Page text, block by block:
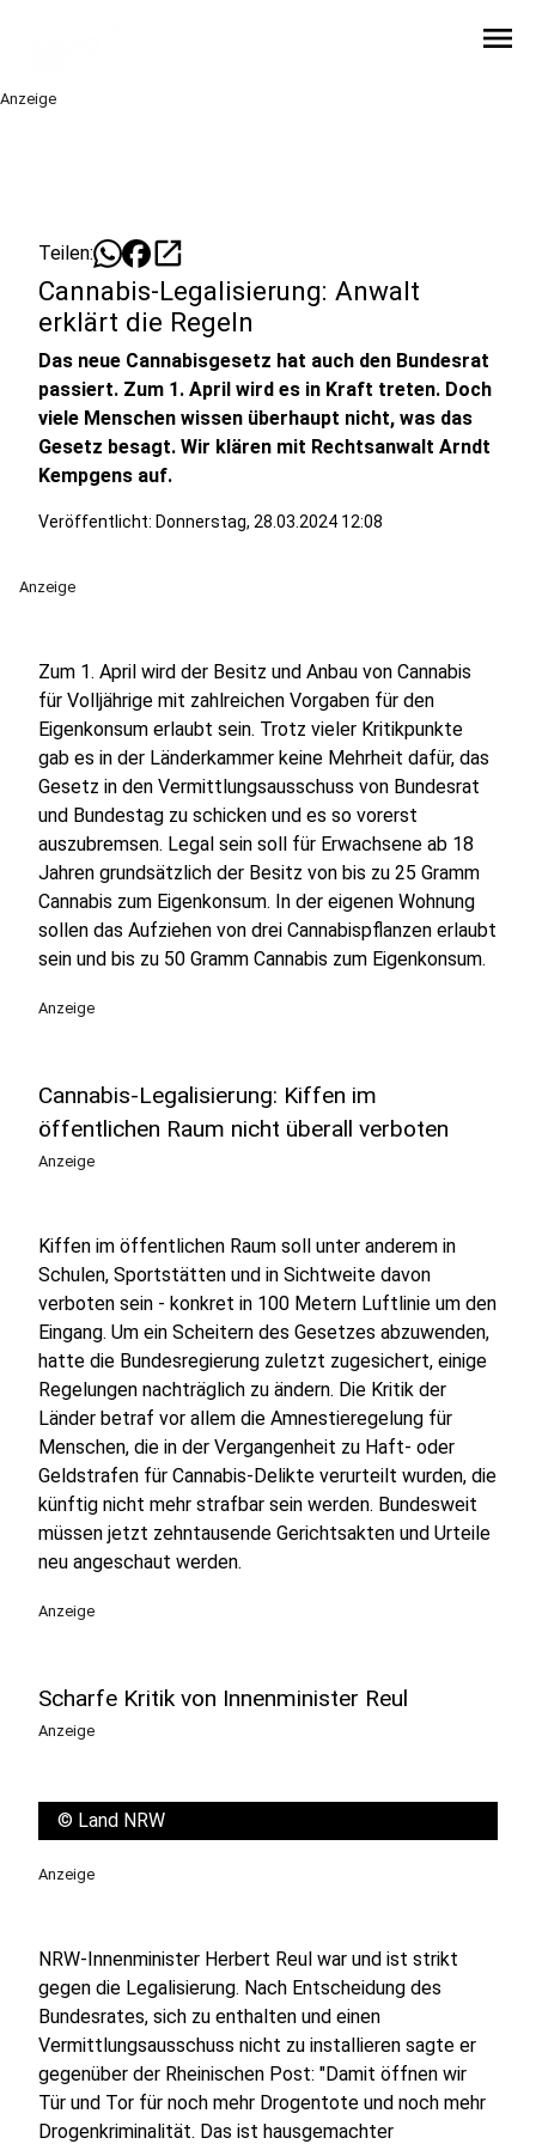
menu
Anzeige
Teilen: open_in_new
Cannabis-Legalisierung: Anwalt
erklärt die Regeln
Das neue Cannabisgesetz hat auch den Bundesrat
passiert. Zum 1. April wird es in Kraft treten. Doch
viele Menschen wissen überhaupt nicht, was das
Gesetz besagt. Wir klären mit Rechtsanwalt Arndt
Kempgens auf.
Veröffentlicht: Donnerstag, 28.03.2024 12:08
Anzeige
Zum 1. April wird der Besitz und Anbau von Cannabis
für Volljährige mit zahlreichen Vorgaben für den
Eigenkonsum erlaubt sein. Trotz vieler Kritikpunkte
gab es in der Länderkammer keine Mehrheit dafür, das
Gesetz in den Vermittlungsausschuss von Bundesrat
und Bundestag zu schicken und es so vorerst
auszubremsen. Legal sein soll für Erwachsene ab 18
Jahren grundsätzlich der Besitz von bis zu 25 Gramm
Cannabis zum Eigenkonsum. In der eigenen Wohnung
sollen das Aufziehen von drei Cannabispflanzen erlaubt
sein und bis zu 50 Gramm Cannabis zum Eigenkonsum.
Anzeige
Cannabis-Legalisierung: Kiffen im
öffentlichen Raum nicht überall verboten
Anzeige
Kiffen im öffentlichen Raum soll unter anderem in
Schulen, Sportstätten und in Sichtweite davon
verboten sein - konkret in 100 Metern Luftlinie um den
Eingang. Um ein Scheitern des Gesetzes abzuwenden,
hatte die Bundesregierung zuletzt zugesichert, einige
Regelungen nachträglich zu ändern. Die Kritik der
Länder betraf vor allem die Amnestieregelung für
Menschen, die in der Vergangenheit zu Haft- oder
Geldstrafen für Cannabis-Delikte verurteilt wurden, die
künftig nicht mehr strafbar sein werden. Bundesweit
müssen jetzt zehntausende Gerichtsakten und Urteile
neu angeschaut werden.
Anzeige
Scharfe Kritik von Innenminister Reul
Anzeige
© Land NRW
Anzeige
NRW-Innenminister Herbert Reul war und ist strikt
gegen die Legalisierung. Nach Entscheidung des
Bundesrates, sich zu enthalten und einen
Vermittlungsausschuss nicht zu installieren sagte er
gegenüber der Rheinischen Post: "Damit öffnen wir
Tür und Tor für noch mehr Drogentote und noch mehr
Drogenkriminalität. Das ist hausgemachter